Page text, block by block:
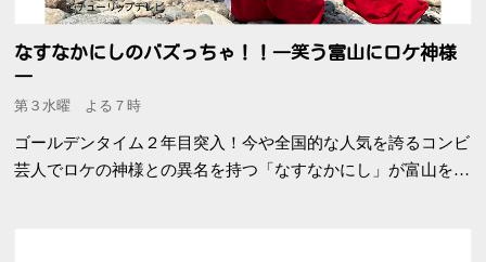
なすなかにしのバズっちゃ！！―笑う富山にロケ神様
―
第３水曜 よる７時
ゴールデンタイム２年目突入！今や全国的な人気を誇るコンビ
芸人でロケの神様との異名を持つ「なすなかにし」が富山を盛